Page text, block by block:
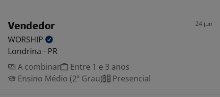
Vendedor 24 jun
WORSHIP
Londrina - PR
A combinar
Entre 1 e 3 anos
Ensino Médio (2º Grau)
Presencial